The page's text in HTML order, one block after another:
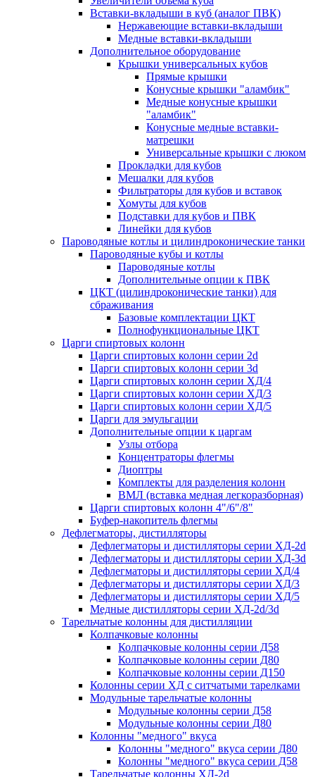
Вставки-вкладыши в куб (аналог ПВК)
Нержавеющие вставки-вкладыши
Медные вставки-вкладыши
Дополнительное оборудование
Крышки универсальных кубов
Прямые крышки
Конусные крышки "аламбик"
Медные конусные крышки
"аламбик"
Конусные медные вставки-
матрешки
Универсальные крышки с люком
Прокладки для кубов
Мешалки для кубов
Фильтраторы для кубов и вставок
Хомуты для кубов
Подставки для кубов и ПВК
Линейки для кубов
Пароводяные котлы и цилиндроконические танки
Пароводяные кубы и котлы
Пароводяные котлы
Дополнительные опции к ПВК
ЦКТ (цилиндроконические танки) для
сбраживания
Базовые комплектации ЦКТ
Полнофункциональные ЦКТ
Царги спиртовых колонн
Царги спиртовых колонн серии 2d
Царги спиртовых колонн серии 3d
Царги спиртовых колонн серии ХД/4
Царги спиртовых колонн серии ХД/3
Царги спиртовых колонн серии ХД/5
Царги для эмульгации
Дополнительные опции к царгам
Узлы отбора
Концентраторы флегмы
Диоптры
Комплекты для разделения колонн
ВМЛ (вставка медная легкоразборная)
Царги спиртовых колонн 4"/6"/8"
Буфер-накопитель флегмы
Дефлегматоры, дистилляторы
Дефлегматоры и дистилляторы серии ХД-2d
Дефлегматоры и дистилляторы серии ХД-3d
Дефлегматоры и дистилляторы серии ХД/4
Дефлегматоры и дистилляторы серии ХД/3
Дефлегматоры и дистилляторы серии ХД/5
Медные дистилляторы серии ХД-2d/3d
Тарельчатые колонны для дистилляции
Колпачковые колонны
Колпачковые колонны серии Д58
Колпачковые колонны серии Д80
Колпачковые колонны серии Д150
Колонны серии ХД с ситчатыми тарелками
Модульные тарельчатые колонны
Модульные колонны серии Д58
Модульные колонны серии Д80
Колонны "медного" вкуса
Колонны "медного" вкуса серии Д80
Колонны "медного" вкуса серии Д58
Тарельчатые колонны ХД-2d